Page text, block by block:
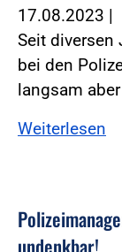
17.08.2023 |
Seit diversen
bei den
langsam
Weiterlesen
undenkbar!